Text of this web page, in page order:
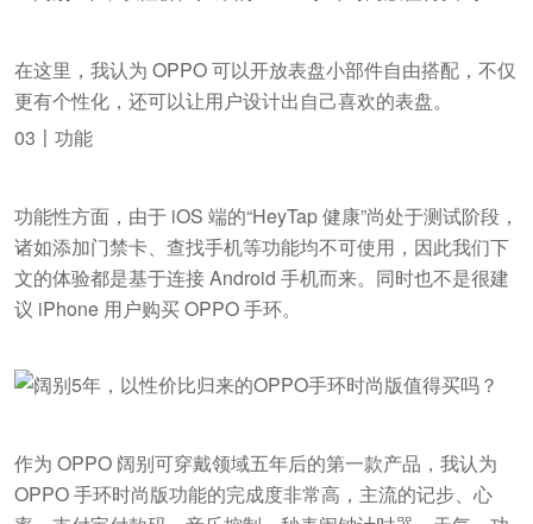
在这里，我认为 OPPO 可以开放表盘小部件自由搭配，不仅
更有个性化，还可以让用户设计出自己喜欢的表盘。
03〡功能
功能性方面，由于 iOS 端的“HeyTap 健康”尚处于测试阶段，
诸如添加门禁卡、查找手机等功能均不可使用，因此我们下
文的体验都是基于连接 Android 手机而来。同时也不是很建
议 iPhone 用户购买 OPPO 手环。
作为 OPPO 阔别可穿戴领域五年后的第一款产品，我认为
OPPO 手环时尚版功能的完成度非常高，主流的记步、心